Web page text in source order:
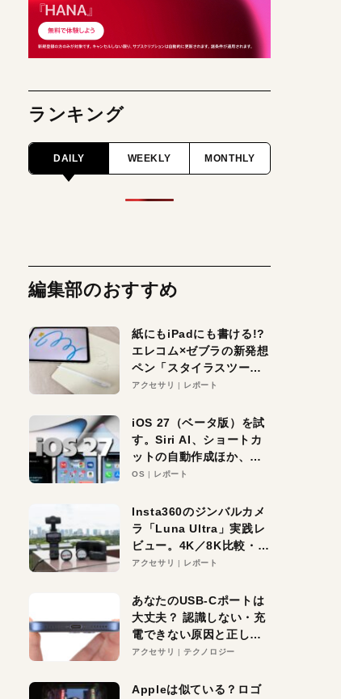
ランキング
DAILY WEEKLY MONTHLY
編集部のおすすめ
紙にもiPadにも書ける!?
エレコム×ゼブラの新発想
ペン「スタイラスツーウ
ェイ」レビュー。持ち替
アクセサリ レポート
iOS 27（ベータ版）を試
す。Siri AI、ショートカ
ットの自動作成ほか、期
待大の便利機能5選。
る未来はすぐそこ！
OS レポート
Insta360のジンバルカメ
ラ「Luna Ultra」実践レ
ビュー。4K／8K比較・ズ
ーム・夜間撮影をチェッ
アクセサリ レポート
あなたのUSB-Cポートは
大丈夫？ 認識しない・充
電できない原因と正しい
対策
アクセサリ テクノロジー
Appleは似ている？ロゴ